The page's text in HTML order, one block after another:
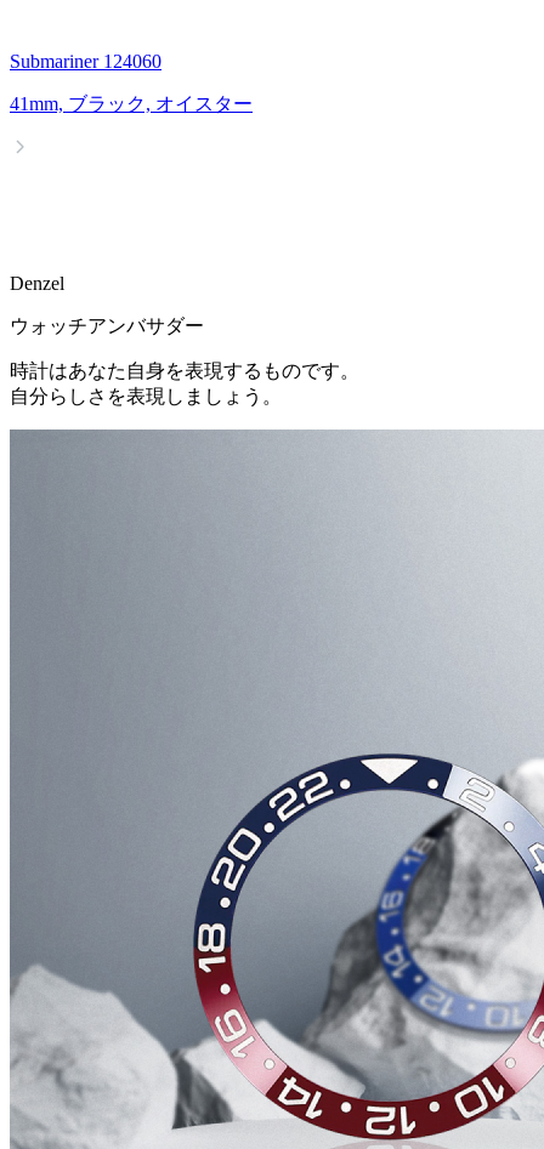
Submariner 124060
41mm, ブラック, オイスター
Denzel
ウォッチアンバサダー
時計はあなた自身を表現するものです。
自分らしさを表現しましょう。